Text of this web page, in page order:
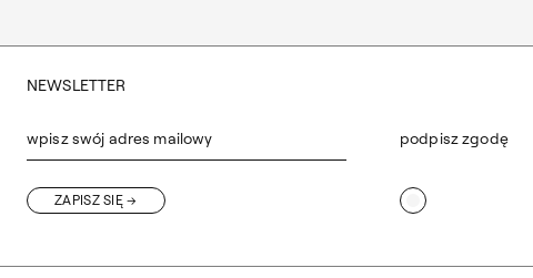
NEWSLETTER
wpisz swój adres mailowy podpisz zgodę
ZAPISZ SIĘ